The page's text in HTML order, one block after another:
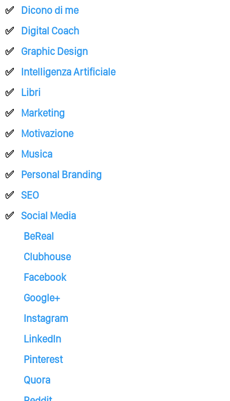
Dicono di me
Digital Coach
Graphic Design
Intelligenza Artificiale
Libri
Marketing
Motivazione
Musica
Personal Branding
SEO
Social Media
BeReal
Clubhouse
Facebook
Google+
Instagram
LinkedIn
Pinterest
Quora